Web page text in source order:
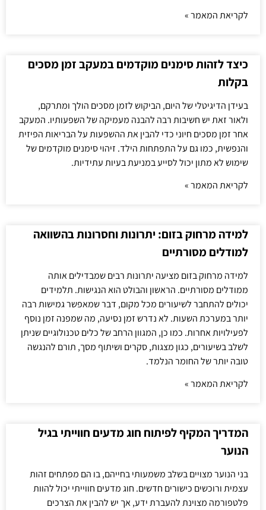
לקריאת המאמר »
כיצד לזהות סימנים מוקדמים במעקב זמן מסכים
בקלות
בעידן הדיגיטלי של היום, הביקוש לזמן מסכים הולך ומתרקם,
ולאור זאת יש חשיבות רבה להבנה מעמיקה של השפעותיו. המעקב
אחר זמן מסכים חיוני כדי להבין את ההשפעות על הבריאות הפיזית
והנפשית, כמו גם על התפתחות הילד. זיהוי סימנים מוקדמים של
שימוש לא מתון יכול לסייע במניעת בעיות עתידיות.
לקריאת המאמר »
למידה מרחוק בזום: יתרונות וחסרונות בהשוואה
למודלים מסורתיים
למידה מרחוק בזום מציעה יתרונות רבים שמבדילים אותה
ממודלים מסורתיים. הראשון והבולט הוא הנגישות. תלמידים
יכולים להתחבר לשיעורים מכל מקום, דבר שמאפשר גמישות רבה
יותר במערכת השעות. לא נדרש זמן נסיעה, מה שמפנה זמן נוסף
לפעילויות אחרות. כמו כן, המגוון הרחב של כלים טכנולוגיים שניתן
לשלב בשיעורים, כגון מצגות, סקרים ושיתוף מסך, תורם להנגשה
טובה יותר של החומר הנלמד.
לקריאת המאמר »
המדריך המקיף לפיתוח חוג מדעים חווייתי בגיל
הנוער
בני הנוער מצויים בשלב משמעותי בחייהם, בו הם מפתחים זהות
עצמית ורוכשים כישורים חדשים. חוג מדעים חווייתי יכול להוות
פלטפורמה מצוינת להעברת ידע, אך יש להבין את הצרכים